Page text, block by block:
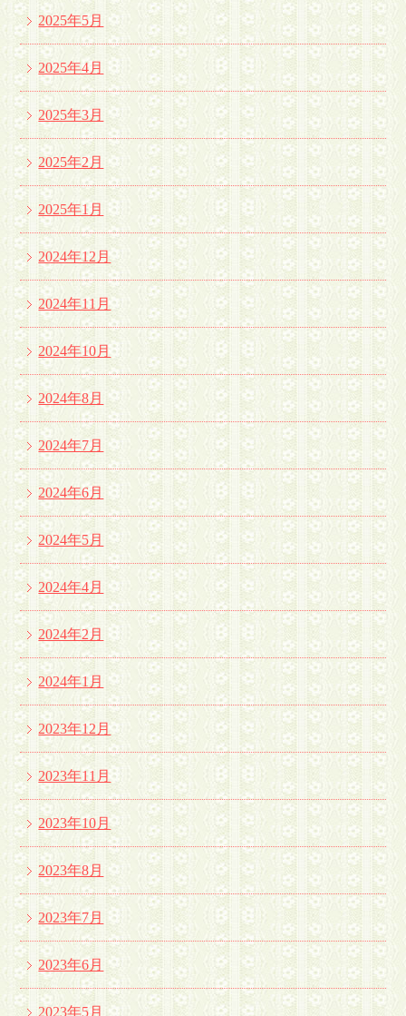
2025年5月
2025年4月
2025年3月
2025年2月
2025年1月
2024年12月
2024年11月
2024年10月
2024年8月
2024年7月
2024年6月
2024年5月
2024年4月
2024年2月
2024年1月
2023年12月
2023年11月
2023年10月
2023年8月
2023年7月
2023年6月
2023年5月